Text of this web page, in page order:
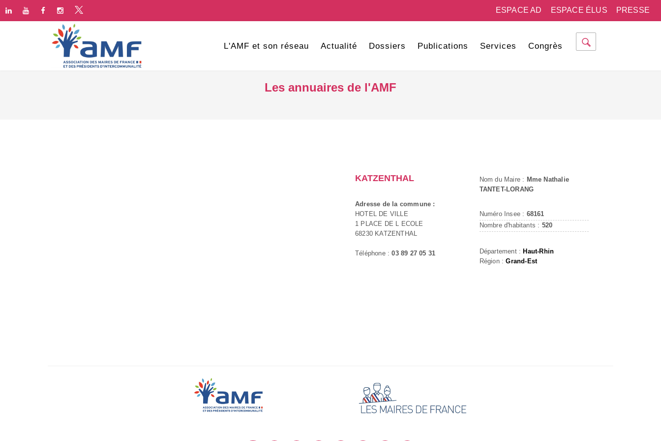
PRESSE
ESPACE ÉLUS
ESPACE AD
L'AMF et son réseau Actualité Dossiers Publications Services Congrès
Les annuaires de l'AMF
KATZENTHAL
Adresse de la commune :
HOTEL DE VILLE
1 PLACE DE L ECOLE
68230 KATZENTHAL
Téléphone :03 89 27 05 31
Nom du Maire : Mme Nathalie
TANTET-LORANG
Numéro Insee : 68161
Nombre d'habitants : 520
Département : Haut-Rhin
Région :Grand-Est